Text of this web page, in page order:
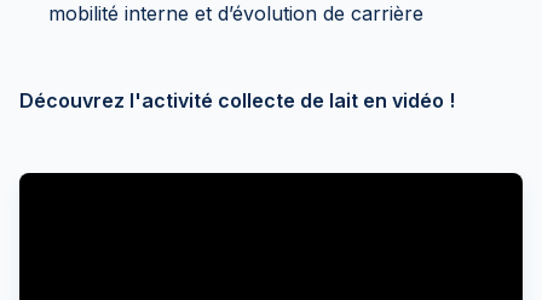
mobilité interne et d’évolution de carrière
Découvrez l'activité collecte de lait en vidéo !